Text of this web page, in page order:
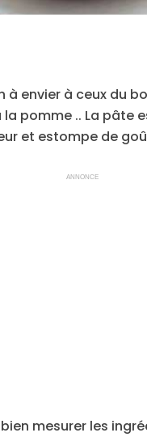
à envier à ceux du
pomme .. La pâte
et estompe de
ANNONCE
mesurer les